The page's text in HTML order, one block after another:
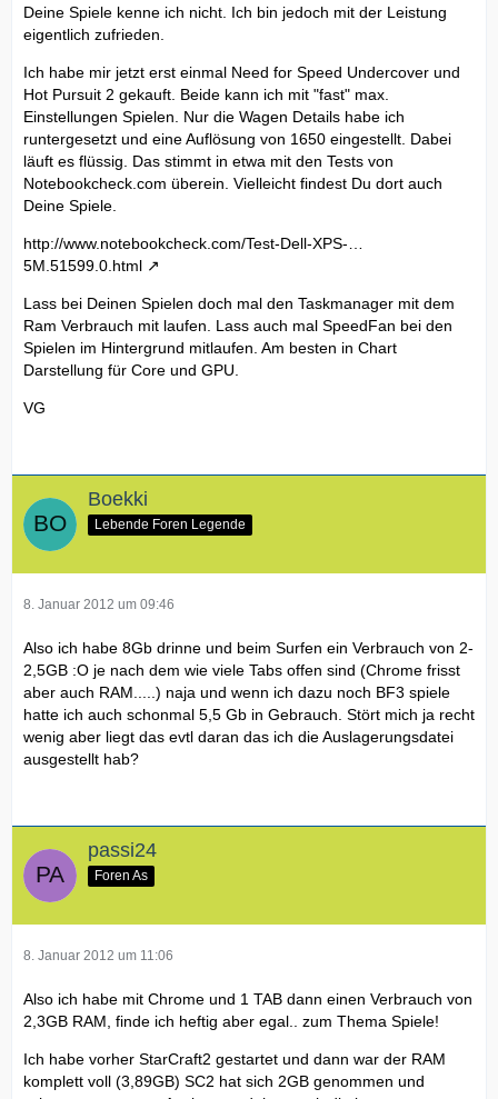
Deine Spiele kenne ich nicht. Ich bin jedoch mit der Leistung
eigentlich zufrieden.
Ich habe mir jetzt erst einmal Need for Speed Undercover und
Hot Pursuit 2 gekauft. Beide kann ich mit "fast" max.
Einstellungen Spielen. Nur die Wagen Details habe ich
runtergesetzt und eine Auflösung von 1650 eingestellt. Dabei
läuft es flüssig. Das stimmt in etwa mit den Tests von
Notebookcheck.com überein. Vielleicht findest Du dort auch
Deine Spiele.
http://www.notebookcheck.com/Test-Dell-XPS-…
5M.51599.0.html
Lass bei Deinen Spielen doch mal den Taskmanager mit dem
Ram Verbrauch mit laufen. Lass auch mal SpeedFan bei den
Spielen im Hintergrund mitlaufen. Am besten in Chart
Darstellung für Core und GPU.
VG
Boekki
Lebende Foren Legende
8. Januar 2012 um 09:46
Also ich habe 8Gb drinne und beim Surfen ein Verbrauch von 2-
2,5GB :O je nach dem wie viele Tabs offen sind (Chrome frisst
aber auch RAM.....) naja und wenn ich dazu noch BF3 spiele
hatte ich auch schonmal 5,5 Gb in Gebrauch. Stört mich ja recht
wenig aber liegt das evtl daran das ich die Auslagerungsdatei
ausgestellt hab?
passi24
Foren As
8. Januar 2012 um 11:06
Also ich habe mit Chrome und 1 TAB dann einen Verbrauch von
2,3GB RAM, finde ich heftig aber egal.. zum Thema Spiele!
Ich habe vorher StarCraft2 gestartet und dann war der RAM
komplett voll (3,89GB) SC2 hat sich 2GB genommen und